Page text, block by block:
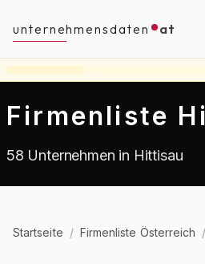
unternehmensdaten at
Firmenliste
58 Unternehmen in Hittisau
Startseite / Firmenliste Österreich /